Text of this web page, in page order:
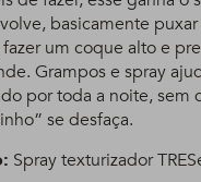
basicamente
um coque alto e
Grampos e spray
por toda a noite, sem
se desfaça.
Spray texturizador